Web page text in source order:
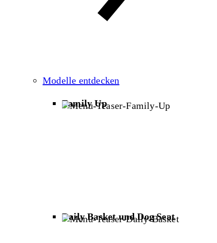
Modelle entdecken
Family Up
Daily Basket und Dog Seat